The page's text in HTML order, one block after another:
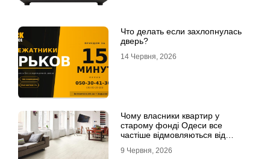
Что делать если захлопнулась
дверь?
14 Червня, 2026
Чому власники квартир у
старому фонді Одеси все
частіше відмовляються від
9 Червня, 2026